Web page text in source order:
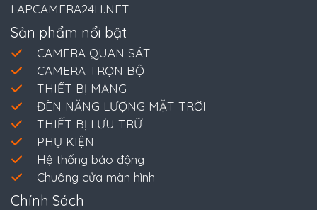
LAPCAMERA24H.NET
Sản phẩm nổi bật
CAMERA QUAN SÁT
CAMERA TRỌN BỘ
THIẾT BỊ MẠNG
ĐÈN NĂNG LƯỢNG MẶT TRỜI
THIẾT BỊ LƯU TRỮ
PHỤ KIỆN
Hệ thống báo động
Chuông cửa màn hình
Chính Sách